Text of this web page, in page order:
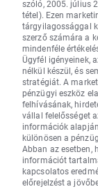
szóló, 2005. július
tétel). Ezen
tárgyilagossággal
szerző számára a
mindenféle
Ügyfél igényeinek,
nélkül készül, és
stratégiát. A
pénzügyi eszköz
felhívásának,
vállal felelősséget
információk
különösen a
Abban az esetben,
információt
kapcsolatos
előrejelzést a